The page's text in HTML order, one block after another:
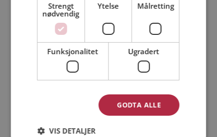
Jeg er en:
Strengt
nødvendig
Ytelse Målretting
Funksjonalitet Ugradert
GODTA ALLE
VIS DETALJER